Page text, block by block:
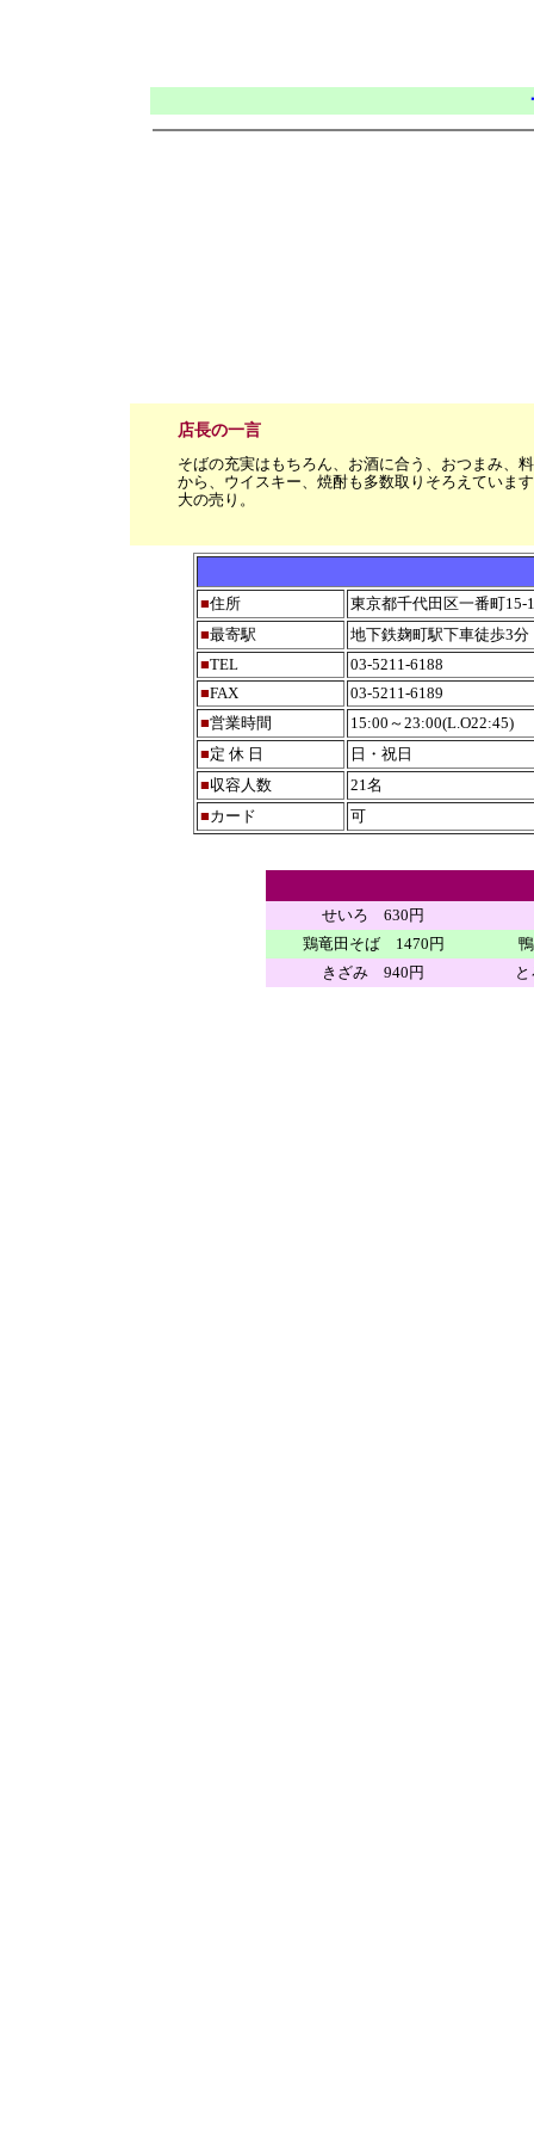
店長の一言
そばの充実はもちろん、お酒に合う、おつまみ、
から、ウイスキー、焼酎も多数取りそろえていま
大の売り。
■住所
東京都千代田区一番町15-
■最寄駅
地下鉄麹町駅下車徒歩3
■TEL
03-5211-6188
■FAX
03-5211-6189
■営業時間
15:00～23:00(L.O22:45)
■定 休 日
日・祝日
■収容人数
21名
■カード 可
せいろ 630円
鶏竜田そば 1470円
きざみ 940円